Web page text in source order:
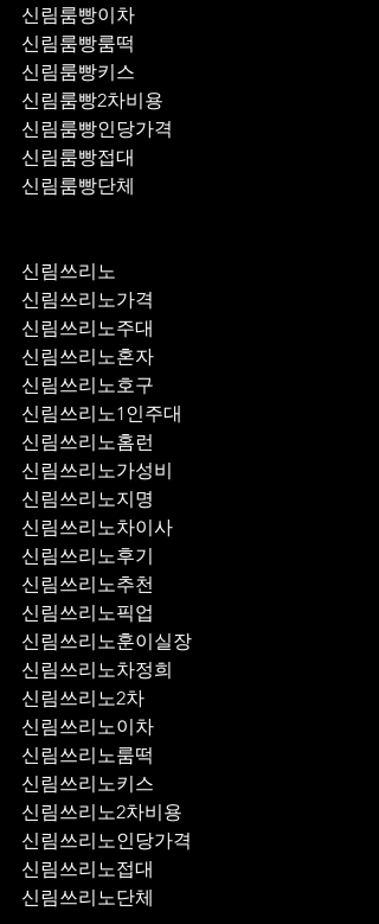
신림룸빵이차
신림룸빵룸떡
신림룸빵키스
신림룸빵2차비용
신림룸빵인당가격
신림룸빵접대
신림룸빵단체
신림쓰리노
신림쓰리노가격
신림쓰리노주대
신림쓰리노혼자
신림쓰리노호구
신림쓰리노1인주대
신림쓰리노홈런
신림쓰리노가성비
신림쓰리노지명
신림쓰리노차이사
신림쓰리노후기
신림쓰리노추천
신림쓰리노훈이실장
신림쓰리노차정희
신림쓰리노2차
신림쓰리노이차
신림쓰리노룸떡
신림쓰리노키스
신림쓰리노2차비용
신림쓰리노인당가격
신림쓰리노접대
신림쓰리노단체